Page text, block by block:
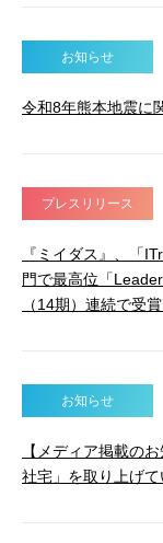
お知らせ
令和8年熊本地震に
プレスリリース
『ミイダス』、「
門で最高位「
（14期）連続で受
お知らせ
【メディア掲載の
社宅」を取り上げて